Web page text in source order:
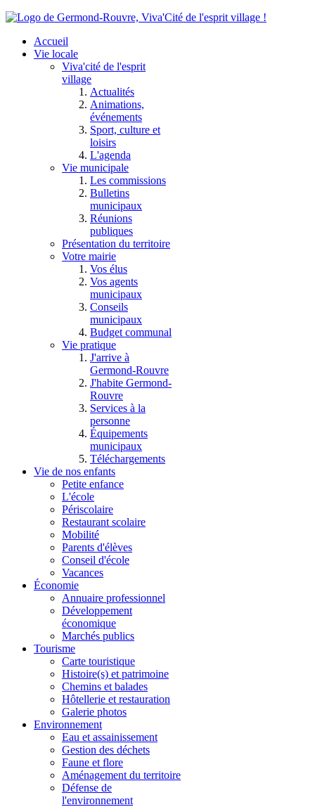
Accueil
Vie locale
Viva'cité de l'esprit
village
Actualités
Animations,
événements
Sport, culture et
loisirs
L'agenda
Vie municipale
Les commissions
Bulletins
municipaux
Réunions
publiques
Présentation du territoire
Votre mairie
Vos élus
Vos agents
municipaux
Conseils
municipaux
Budget communal
Vie pratique
J'arrive à
Germond-Rouvre
J'habite Germond-
Rouvre
Services à la
personne
Équipements
municipaux
Téléchargements
Vie de nos enfants
Petite enfance
L'école
Périscolaire
Restaurant scolaire
Mobilité
Parents d'élèves
Conseil d'école
Vacances
Économie
Annuaire professionnel
Développement
économique
Marchés publics
Tourisme
Carte touristique
Histoire(s) et patrimoine
Chemins et balades
Hôtellerie et restauration
Galerie photos
Environnement
Eau et assainissement
Gestion des déchets
Faune et flore
Aménagement du territoire
Défense de
l'environnement